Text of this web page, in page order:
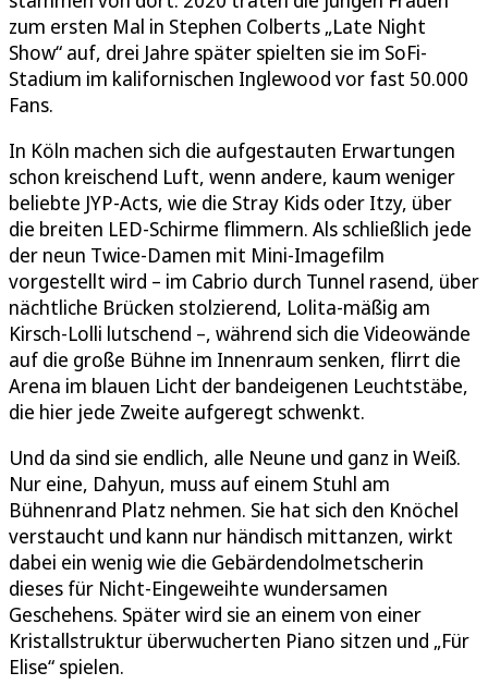
zum ersten Mal in Stephen Colberts „Late Night
Show“ auf, drei Jahre später spielten sie im SoFi-
Stadium im kalifornischen Inglewood vor fast 50.000
Fans.
In Köln machen sich die aufgestauten Erwartungen
schon kreischend Luft, wenn andere, kaum weniger
beliebte JYP-Acts, wie die Stray Kids oder Itzy, über
die breiten LED-Schirme flimmern. Als schließlich jede
der neun Twice-Damen mit Mini-Imagefilm
vorgestellt wird – im Cabrio durch Tunnel rasend, über
nächtliche Brücken stolzierend, Lolita-mäßig am
Kirsch-Lolli lutschend –, während sich die Videowände
auf die große Bühne im Innenraum senken, flirrt die
Arena im blauen Licht der bandeigenen Leuchtstäbe,
die hier jede Zweite aufgeregt schwenkt.
Und da sind sie endlich, alle Neune und ganz in Weiß.
Nur eine, Dahyun, muss auf einem Stuhl am
Bühnenrand Platz nehmen. Sie hat sich den Knöchel
verstaucht und kann nur händisch mittanzen, wirkt
dabei ein wenig wie die Gebärdendolmetscherin
dieses für Nicht-Eingeweihte wundersamen
Geschehens. Später wird sie an einem von einer
Kristallstruktur überwucherten Piano sitzen und „Für
Elise“ spielen.